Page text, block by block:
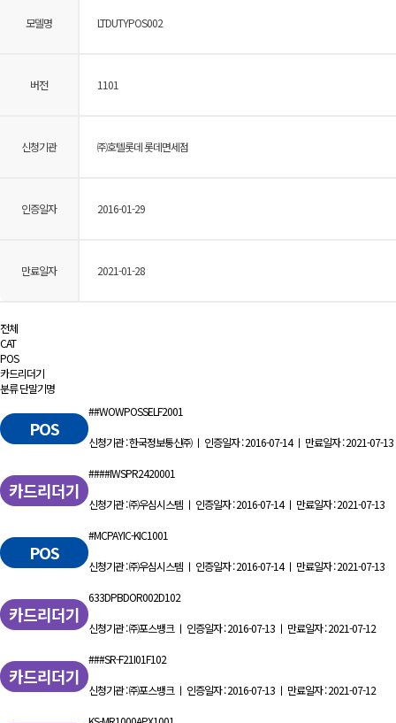
모델명 LTDUTYPOS002
버전 1101
신청기관 ㈜호텔롯데 롯데면세점
인증일자 2016-01-29
만료일자 2021-01-28
전체
CAT
POS
카드리더기
분류단말기명
POS
##WOWPOSSELF2001
신청기관 : 한국정보통신㈜ ㅣ 인증일자 : 2016-07-14 ㅣ 만료일자 : 2021-07-13
카드리더기
####IWSPR2420001
신청기관 : ㈜우심시스템 ㅣ 인증일자 : 2016-07-14 ㅣ 만료일자 : 2021-07-13
POS
#MCPAYIC-KIC1001
신청기관 : ㈜우심시스템 ㅣ 인증일자 : 2016-07-14 ㅣ 만료일자 : 2021-07-13
카드리더기
633DPBDOR002D102
신청기관 : ㈜포스뱅크 ㅣ 인증일자 : 2016-07-13 ㅣ 만료일자 : 2021-07-12
카드리더기
###SR-F21I01F102
신청기관 : ㈜포스뱅크 ㅣ 인증일자 : 2016-07-13 ㅣ 만료일자 : 2021-07-12